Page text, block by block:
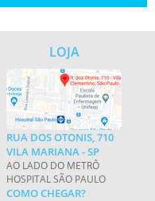
LOJA
RUA DOS OTONIS, 710
VILA MARIANA - SP
AO LADO DO METRÔ
HOSPITAL SÃO PAULO
COMO CHEGAR?